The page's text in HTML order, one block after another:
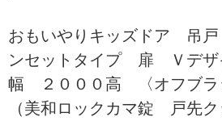
おもいやりキッズドア 吊
ンセットタイプ 扉 Ｖデ
幅 ２０００高 〈オフブ
（美和ロックカマ錠 戸先